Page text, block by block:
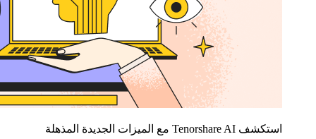
استكشف Tenorshare AI مع الميزات الجديدة المذهلة